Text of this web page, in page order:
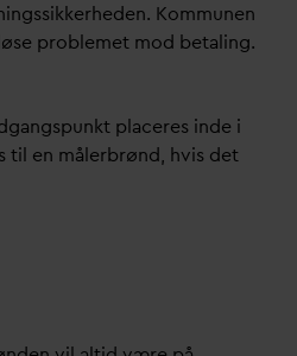
Kommunen
problemet mod betaling.
placeres inde i
til en målerbrønd, hvis det